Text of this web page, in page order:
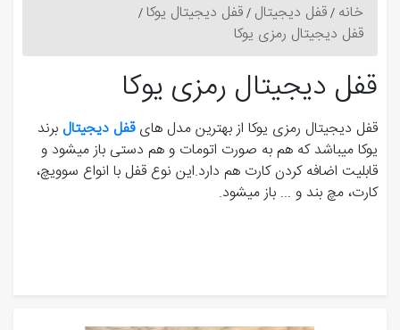
خانه قفل دیجیتال قفل دیجیتال یوکا
قفل دیجیتال رمزی یوکا
قفل دیجیتال رمزی یوکا
قفل دیجیتال رمزی یوکا از بهترین مدل هایقفل دیجیتالبرند
یوکا میباشد که هم به صورت اتومات و هم دستی باز میشود و
قابلیت اضافه کردن کارت هم دارد.این نوع قفل با انواع سوویچ،
کارت، مچ بند و ... باز میشود.